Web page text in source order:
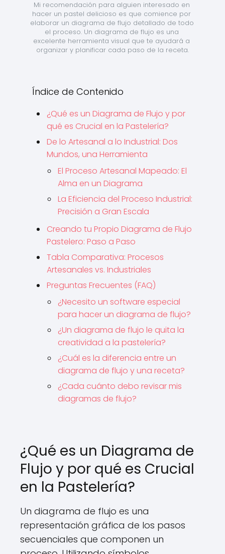
Mi recomendación para alguien interesado en
hacer un pastel delicioso es que comience por
elaborar un diagrama de flujo detallado de todo
el proceso. Un diagrama de flujo es una
excelente herramienta visual que te ayudará a
organizar y planificar cada paso de la receta.
Índice de Contenido
¿Qué es un Diagrama de Flujo y por
qué es Crucial en la Pastelería?
De lo Artesanal a lo Industrial: Dos
Mundos, una Herramienta
El Proceso Artesanal Mapeado: El
Alma en un Diagrama
La Eficiencia del Proceso Industrial:
Precisión a Gran Escala
Creando tu Propio Diagrama de Flujo
Pastelero: Paso a Paso
Tabla Comparativa: Procesos
Artesanales vs. Industriales
Preguntas Frecuentes (FAQ)
¿Necesito un software especial
para hacer un diagrama de flujo?
¿Un diagrama de flujo le quita la
creatividad a la pastelería?
¿Cuál es la diferencia entre un
diagrama de flujo y una receta?
¿Cada cuánto debo revisar mis
diagramas de flujo?
¿Qué es un Diagrama de
Flujo y por qué es Crucial
en la Pastelería?
Un diagrama de flujo es una
representación gráfica de los pasos
secuenciales que componen un